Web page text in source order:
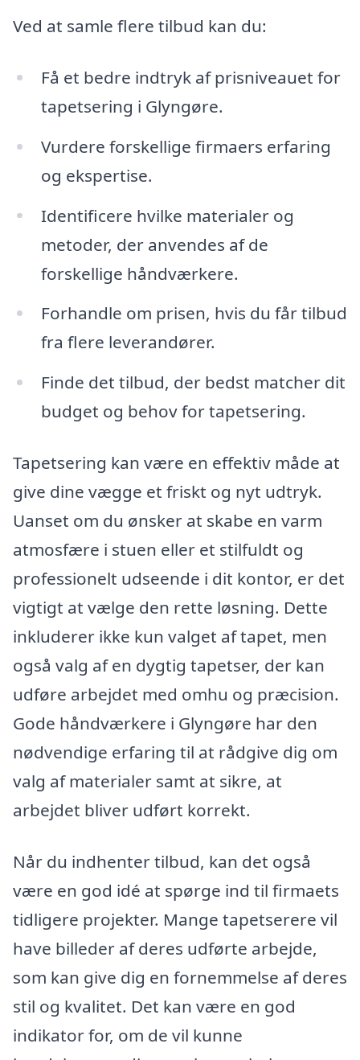
Ved at samle flere tilbud kan du:
Få et bedre indtryk af prisniveauet for
tapetsering i Glyngøre.
Vurdere forskellige firmaers erfaring
og ekspertise.
Identificere hvilke materialer og
metoder, der anvendes af de
forskellige håndværkere.
Forhandle om prisen, hvis du får tilbud
fra flere leverandører.
Finde det tilbud, der bedst matcher dit
budget og behov for tapetsering.
Tapetsering kan være en effektiv måde at
give dine vægge et friskt og nyt udtryk.
Uanset om du ønsker at skabe en varm
atmosfære i stuen eller et stilfuldt og
professionelt udseende i dit kontor, er det
vigtigt at vælge den rette løsning. Dette
inkluderer ikke kun valget af tapet, men
også valg af en dygtig tapetser, der kan
udføre arbejdet med omhu og præcision.
Gode håndværkere i Glyngøre har den
nødvendige erfaring til at rådgive dig om
valg af materialer samt at sikre, at
arbejdet bliver udført korrekt.
Når du indhenter tilbud, kan det også
være en god idé at spørge ind til firmaets
tidligere projekter. Mange tapetserere vil
have billeder af deres udførte arbejde,
som kan give dig en fornemmelse af deres
stil og kvalitet. Det kan være en god
indikator for, om de vil kunne